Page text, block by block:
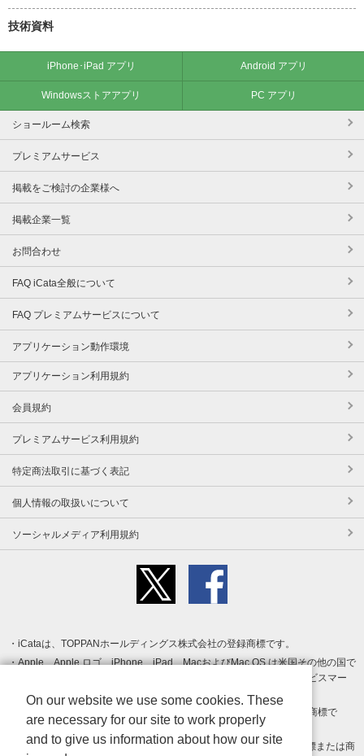
技術資料
iPhone･iPad アプリ Android アプリ
Windowsストアアプリ PC アプリ
ショールーム検索
プレミアムサービス
掲載をご検討の企業様へ
掲載企業一覧
お問合わせ
FAQ iCata全般について
FAQ プレミアムサービスについて
アプリケーション動作環境
アプリケーション利用規約
会員規約
プレミアムサービス利用規約
特定商法取引に基づく表記
個人情報の取扱いについて
ソーシャルメディア利用規約
iCataは、TOPPANホールディングス株式会社の登録商標です。
Apple、Apple ロゴ、iPhone、iPad、MacおよびMac OS は米国その他の国で
登録された Apple Inc. の商標です。App Store は Apple Inc. のサービスマー
クです。
Android、Google Play および Google Play ロゴ は Google LLC の商標で
す。
Windows は Microsoft Inc.の米国およびその他の国における登録商標または商
On our website we use some cookies. These
are necessary for our site to work properly
and to give us information about how our site